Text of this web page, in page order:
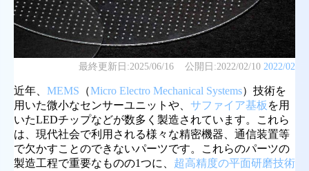
最終更新日:2025/06/16 公開日:2022/02/10 2022/02
近年、 MEMS （Micro Electro Mechanical Systems）技術を
用いた微小なセンサーユニットや、 サファイア基板 を用
いたLEDチップなどが数多く製造されています。これら
は、現代社会で利用される様々な精密機器、通信装置等
で欠かすことのできないパーツです。これらのパーツの
製造工程で重要なものの1つに、 超高精度の平面研磨技術